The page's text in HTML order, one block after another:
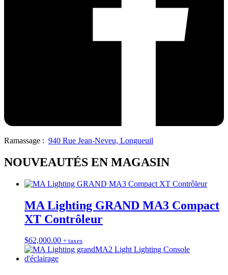
Ramassage : 940 Rue Jean-Neveu, Longueuil
NOUVEAUTÉS EN MAGASIN
MA Lighting GRAND MA3 Compact
XT Contrôleur
$62,000.00 + taxes